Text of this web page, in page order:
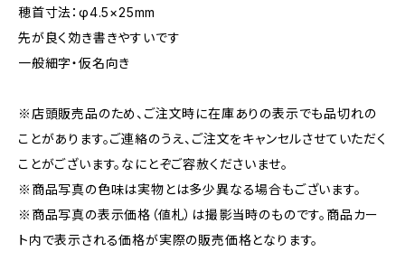
穂首寸法：φ4.5×25mm
先が良く効き書きやすいです
一般細字・仮名向き
※店頭販売品のため、ご注文時に在庫ありの表示でも品切れの
ことがあります。ご連絡のうえ、ご注文をキャンセルさせていただく
ことがございます。なにとぞご容赦くださいませ。
※商品写真の色味は実物とは多少異なる場合もございます。
※商品写真の表示価格（値札）は撮影当時のものです。商品カー
ト内で表示される価格が実際の販売価格となります。